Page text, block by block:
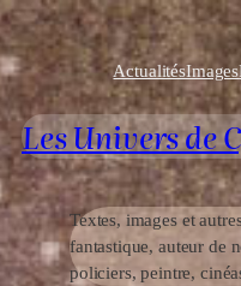
Aller
au
contenu
ActualitésImages
Les Univers de
Textes, images et
fantastique, auteur de
policiers, peintre,